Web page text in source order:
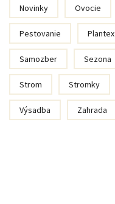
Novinky Ovocie
Pestovanie Plantex
Samozber Sezona
Strom Stromky
Výsadba Zahrada